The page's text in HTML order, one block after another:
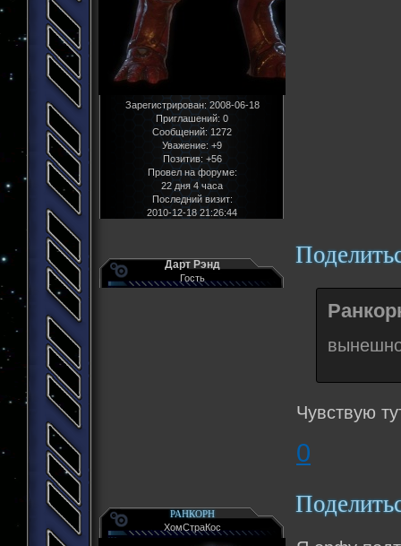
Зарегистрирован: 2008-06-18
Приглашений: 0
Сообщений: 1272
Уважение: +9
Позитив: +56
Провел на форуме:
22 дня 4 часа
Последний визит:
2010-12-18 21:26:44
Дарт Рэнд
Гость
Чувствую
0
РАНКОРН
ХомСтраКос